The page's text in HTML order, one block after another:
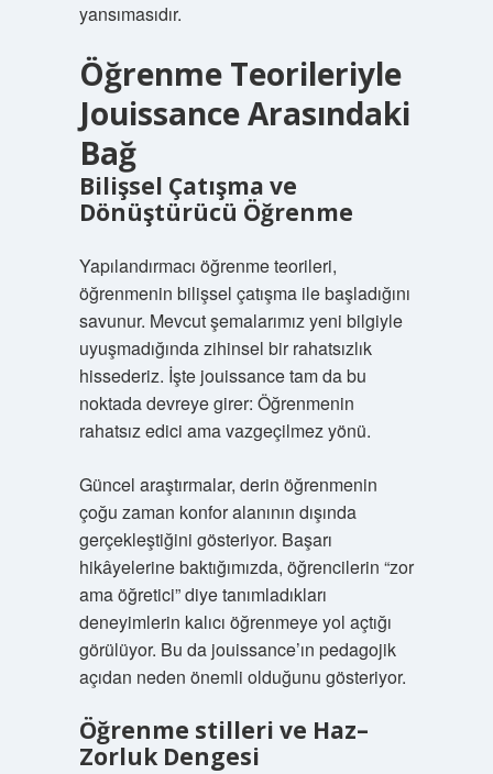
yansımasıdır.
Öğrenme Teorileriyle
Jouissance Arasındaki
Bağ
Bilişsel Çatışma ve
Dönüştürücü Öğrenme
Yapılandırmacı öğrenme teorileri,
öğrenmenin bilişsel çatışma ile başladığını
savunur. Mevcut şemalarımız yeni bilgiyle
uyuşmadığında zihinsel bir rahatsızlık
hissederiz. İşte jouissance tam da bu
noktada devreye girer: Öğrenmenin
rahatsız edici ama vazgeçilmez yönü.
Güncel araştırmalar, derin öğrenmenin
çoğu zaman konfor alanının dışında
gerçekleştiğini gösteriyor. Başarı
hikâyelerine baktığımızda, öğrencilerin “zor
ama öğretici” diye tanımladıkları
deneyimlerin kalıcı öğrenmeye yol açtığı
görülüyor. Bu da jouissance’ın pedagojik
açıdan neden önemli olduğunu gösteriyor.
Öğrenme stilleri ve Haz–
Zorluk Dengesi